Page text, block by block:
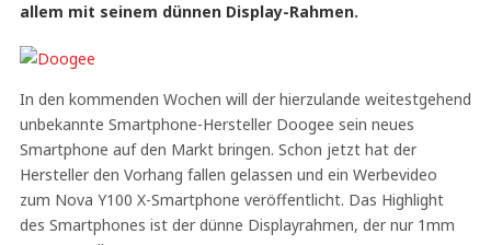
allem mit seinem dünnen Display-Rahmen.
In den kommenden Wochen will der hierzulande weitestgehend
unbekannte Smartphone-Hersteller Doogee sein neues
Smartphone auf den Markt bringen. Schon jetzt hat der
Hersteller den Vorhang fallen gelassen und ein Werbevideo
zum Nova Y100 X-Smartphone veröffentlicht. Das Highlight
des Smartphones ist der dünne Displayrahmen, der nur 1mm